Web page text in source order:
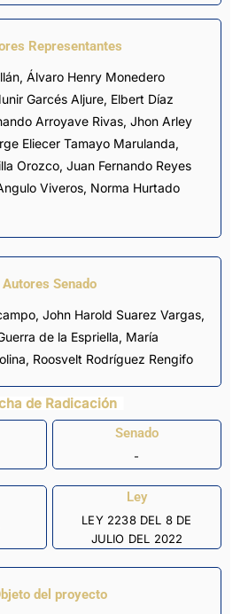
Representantes
, Álvaro Henry Monedero
Garcés Aljure, Elbert Díaz
Arroyave Rivas, Jhon Arley
Eliecer Tamayo Marulanda,
Orozco, Juan Fernando Reyes
Viveros, Norma Hurtado
Autores Senado
de la Espriella, María
, Roosvelt Rodríguez Rengifo
de Radicación
Senado
-
Ley
LEY 2238 DEL 8 DE
JULIO DEL 2022
del proyecto